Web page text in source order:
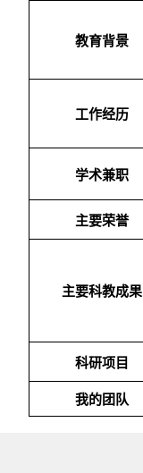
教育背景
工作经历
学术兼职
主要荣誉
主要科教成果
科研项目
我的团队